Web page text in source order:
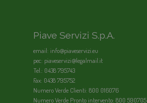
Piave Servizi S.p.A.
email: info@piaveservizi.eu
pec: piaveservizi@legalmail.it
Tel.: 0438 795743
Fax: 0438 795752
Numero Verde Clienti: 800 016076
Numero Verde Pronto intervento: 800 590705